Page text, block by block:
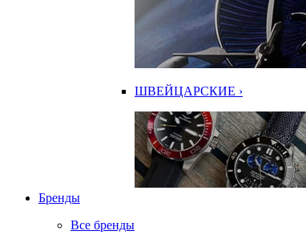
ШВЕЙЦАРСКИЕ ›
Бренды
Все бренды